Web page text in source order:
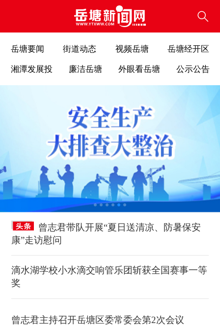
岳塘要闻 街道动态 视频岳塘 岳塘经开区
湘潭发展投 廉洁岳塘 外眼看岳塘 公示公告
曾志君带队开展“夏日送清凉、防暑保安
康”走访慰问
滴水湖学校小水滴交响管乐团斩获全国赛事一等
奖
曾志君主持召开岳塘区委常委会第2次会议